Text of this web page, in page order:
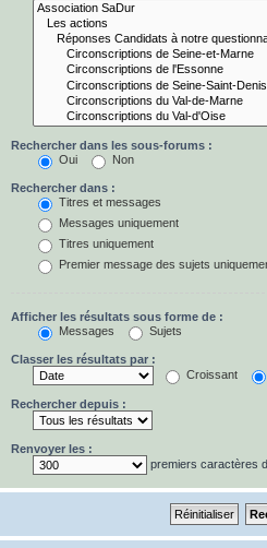
Rechercher dans les sous-forums :
Oui
Non
Rechercher dans :
Titres et messages
Messages uniquement
Titres uniquement
Premier message des sujets
Afficher les résultats sous forme de :
Messages
Sujets
Classer les résultats par :
Croissant
Rechercher depuis :
Renvoyer les :
premiers caractères